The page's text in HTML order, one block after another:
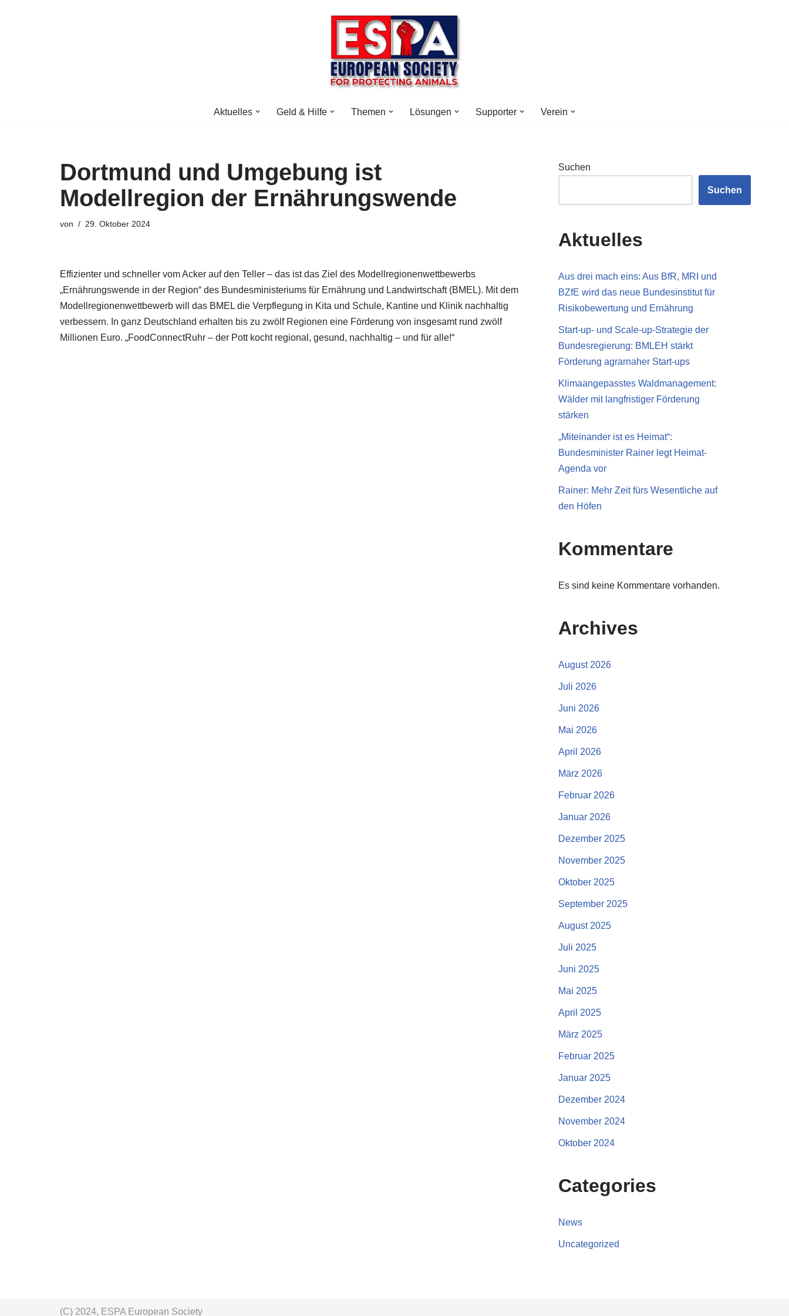
Aktuelles Geld & Hilfe Themen Lösungen Supporter Verein
Dortmund und Umgebung ist
Modellregion der Ernährungswende
von 29. Oktober 2024
Effizienter und schneller vom Acker auf den Teller – das ist das Ziel des Modellregionenwettbewerbs
„Ernährungswende in der Region“ des Bundesministeriums für Ernährung und Landwirtschaft (BMEL). Mit dem
Modellregionenwettbewerb will das BMEL die Verpflegung in Kita und Schule, Kantine und Klinik nachhaltig
verbessern. In ganz Deutschland erhalten bis zu zwölf Regionen eine Förderung von insgesamt rund zwölf
Millionen Euro. „FoodConnectRuhr – der Pott kocht regional, gesund, nachhaltig – und für alle!“
Suchen
Suchen
Aktuelles
Aus drei mach eins: Aus BfR, MRI und
BZfE wird das neue Bundesinstitut für
Risikobewertung und Ernährung
Start-up- und Scale-up-Strategie der
Bundesregierung: BMLEH stärkt
Förderung agrarnaher Start-ups
Klimaangepasstes Waldmanagement:
Wälder mit langfristiger Förderung
stärken
„Miteinander ist es Heimat“:
Bundesminister Rainer legt Heimat-
Agenda vor
Rainer: Mehr Zeit fürs Wesentliche auf
den Höfen
Kommentare
Es sind keine Kommentare vorhanden.
Archives
August 2026
Juli 2026
Juni 2026
Mai 2026
April 2026
März 2026
Februar 2026
Januar 2026
Dezember 2025
November 2025
Oktober 2025
September 2025
August 2025
Juli 2025
Juni 2025
Mai 2025
April 2025
März 2025
Februar 2025
Januar 2025
Dezember 2024
November 2024
Oktober 2024
Categories
News
Uncategorized
(C) 2024, ESPA European Society